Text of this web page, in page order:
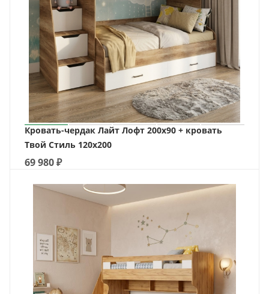
Кровать-чердак Лайт Лофт 200х90 + кровать
Твой Стиль 120х200
69 980₽